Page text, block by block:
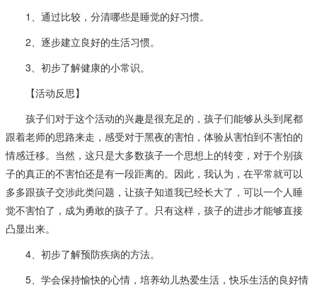
1、通过比较，分清哪些是睡觉的好习惯。
2、逐步建立良好的生活习惯。
3、初步了解健康的小常识。
【活动反思】
孩子们对于这个活动的兴趣是很充足的，孩子们能够从头到尾都
跟着老师的思路来走，感受对于黑夜的害怕，体验从害怕到不害怕的
情感迁移。当然，这只是大多数孩子一个思想上的转变，对于个别孩
子的真正的不害怕还是有一段距离的。因此，我认为，在平常就可以
多多跟孩子交涉此类问题，让孩子知道我已经长大了，可以一个人睡
觉不害怕了，成为勇敢的孩子了。只有这样，孩子的进步才能够直接
凸显出来。
4、初步了解预防疾病的方法。
5、学会保持愉快的心情，培养幼儿热爱生活，快乐生活的良好情